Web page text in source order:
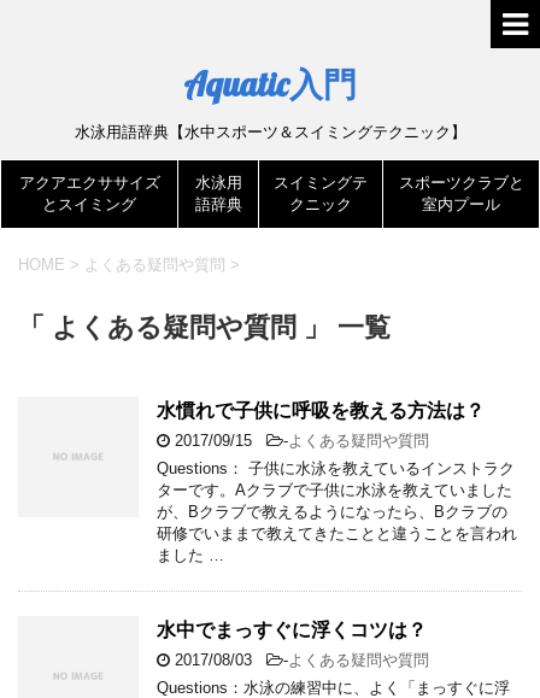
Aquatic入門
水泳用語辞典【水中スポーツ＆スイミングテクニック】
アクアエクササイズ
とスイミング
水泳用
語辞典
スイミングテ
クニック
スポーツクラブと
室内プール
HOME > よくある疑問や質問 >
「 よくある疑問や質問 」 一覧
水慣れで子供に呼吸を教える方法は？
2017/09/15 -よくある疑問や質問
Questions： 子供に水泳を教えているインストラク
ターです。Aクラブで子供に水泳を教えていました
が、Bクラブで教えるようになったら、Bクラブの
研修でいままで教えてきたことと違うことを言われ
ました …
水中でまっすぐに浮くコツは？
2017/08/03 -よくある疑問や質問
Questions：水泳の練習中に、よく「まっすぐに浮